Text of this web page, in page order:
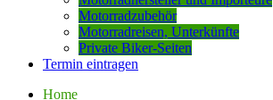
Motorradzubehör
Motorradreisen, Unterkünfte
Private Biker-Seiten
Termin eintragen
Home